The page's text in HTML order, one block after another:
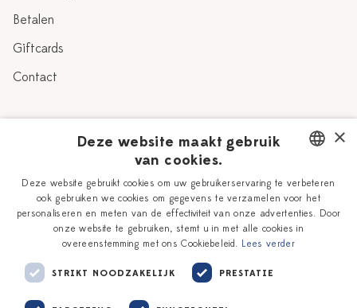
Betalen
Giftcards
Contact
Verhaal
Onze plateelschilders
Delfts Blauw
Workshops
Vacatures
Zakelijk
DUTCH
ENGLISH
×
Deze website maakt gebruik
van cookies.
Deze website gebruikt cookies om uw gebruikerservaring te verbeteren
ook gebruiken we cookies om gegevens te verzamelen voor het
personaliseren en meten van de effectiviteit van onze advertenties. Door
onze website te gebruiken, stemt u in met alle cookies in
overeenstemming met ons Cookiebeleid. Lees verder
STRIKT NOODZAKELIJK PRESTATIE